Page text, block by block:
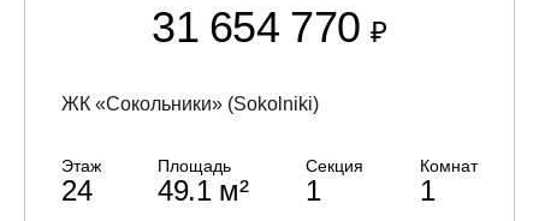
31 654 770₽
ЖК «Сокольники» (Sokolniki)
Этаж
24
Площадь
49.1 м²
Секция
1
Комнат
1